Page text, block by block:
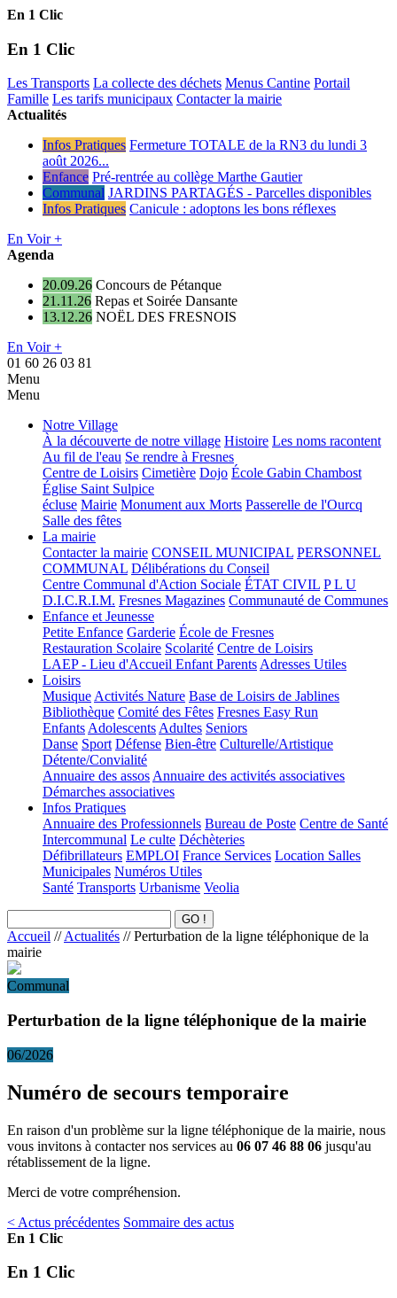
En 1 Clic
En 1 Clic
Les Transports La collecte des déchets Menus Cantine Portail
Famille Les tarifs municipaux Contacter la mairie
Actualités
Infos Pratiques Fermeture TOTALE de la RN3 du lundi 3
août 2026...
Enfance Pré-rentrée au collège Marthe Gautier
Communal JARDINS PARTAGÉS - Parcelles disponibles
Infos Pratiques Canicule : adoptons les bons réflexes
En Voir +
Agenda
20.09.26 Concours de Pétanque
21.11.26 Repas et Soirée Dansante
13.12.26 NOËL DES FRESNOIS
En Voir +
01 60 26 03 81
Menu
Menu
Notre Village
À la découverte de notre village Histoire Les noms racontent
Au fil de l'eau Se rendre à Fresnes
Centre de Loisirs Cimetière Dojo École Gabin Chambost
Église Saint Sulpice
écluse Mairie Monument aux Morts Passerelle de l'Ourcq
Salle des fêtes
La mairie
Contacter la mairie CONSEIL MUNICIPAL PERSONNEL
COMMUNAL Délibérations du Conseil
Centre Communal d'Action Sociale ÉTAT CIVIL P L U
D.I.C.R.I.M. Fresnes Magazines Communauté de Communes
Enfance et Jeunesse
Petite Enfance Garderie École de Fresnes
Restauration Scolaire Scolarité Centre de Loisirs
LAEP - Lieu d'Accueil Enfant ParentsAdresses Utiles
Loisirs
MusiqueActivités Nature Base de Loisirs de Jablines
Bibliothèque Comité des Fêtes Fresnes Easy Run
EnfantsAdolescentsAdultes Seniors
Danse Sport Défense Bien-être Culturelle/Artistique
Détente/Convialité
Annuaire des assosAnnuaire des activités associatives
Démarches associatives
Infos Pratiques
Annuaire des Professionnels Bureau de Poste Centre de Santé
Intercommunal Le culte Déchèteries
Défibrillateurs EMPLOI France Services Location Salles
Municipales Numéros Utiles
Santé Transports Urbanisme Veolia
Accueil //Actualités // Perturbation de la ligne téléphonique de la
mairie
Communal
Perturbation de la ligne téléphonique de la mairie
06/2026
Numéro de secours temporaire
En raison d'un problème sur la ligne téléphonique de la mairie, nous
vous invitons à contacter nos services au 06 07 46 88 06 jusqu'au
rétablissement de la ligne.
Merci de votre compréhension.
< Actus précédentes Sommaire des actus
En 1 Clic
En 1 Clic